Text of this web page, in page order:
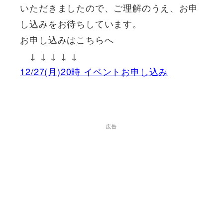
いただきましたので、ご理解のうえ、お申
し込みをお待ちしています。
お申し込みはこちらへ
↓ ↓ ↓ ↓ ↓
12/27(月)20時 イベントお申し込み
広告